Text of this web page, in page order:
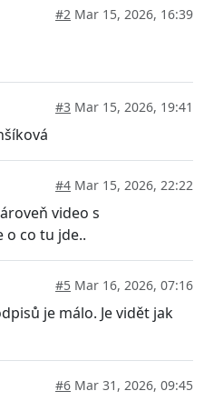
#2 Mar 15, 2026, 16:39
#3 Mar 15, 2026, 19:41
#4 Mar 15, 2026, 22:22
video s
o co tu jde..
#5 Mar 16, 2026, 07:16
je málo. Je vidět jak
#6 Mar 31, 2026, 09:45